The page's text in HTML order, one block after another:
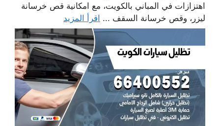
اهتزازات في المباني بالكويت، مع امكانية قص خرسانة
ليزر، وقص خرسانة السقف ... اقرأ المزيد